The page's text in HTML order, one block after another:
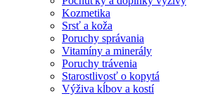
Kozmetika
Srsť a koža
Poruchy správania
Vitamíny a minerály
Poruchy trávenia
Starostlivosť o kopytá
Výživa kĺbov a kostí